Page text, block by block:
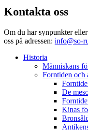
Kontakta oss
Om du har synpunkter
oss på adressen: info@so-
Historia
Människans
Forntiden och
De
Kinas